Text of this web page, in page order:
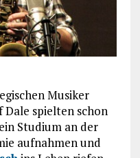
Musiker
spielten schon
Studium an der
aufnahmen und